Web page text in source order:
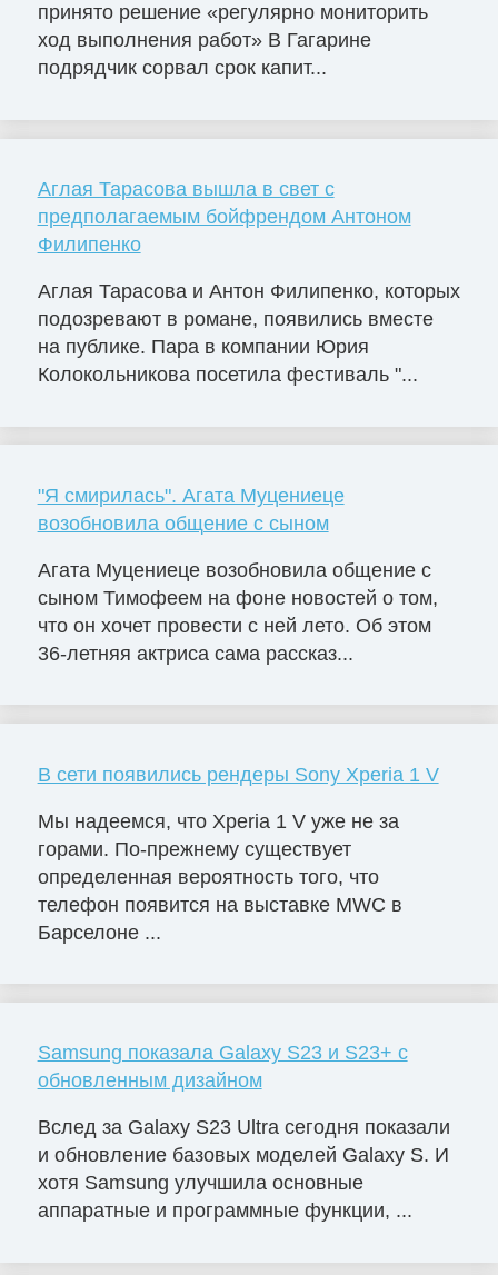
принято решение «регулярно мониторить
ход выполнения работ» В Гагарине
подрядчик сорвал срок капит...
Аглая Тарасова вышла в свет с
предполагаемым бойфрендом Антоном
Филипенко
Аглая Тарасова и Антон Филипенко, которых
подозревают в романе, появились вместе
на публике. Пара в компании Юрия
Колокольникова посетила фестиваль "...
"Я смирилась". Агата Муцениеце
возобновила общение с сыном
Агата Муцениеце возобновила общение с
сыном Тимофеем на фоне новостей о том,
что он хочет провести с ней лето. Об этом
36-летняя актриса сама рассказ...
В сети появились рендеры Sony Xperia 1 V
Мы надеемся, что Xperia 1 V уже не за
горами. По-прежнему существует
определенная вероятность того, что
телефон появится на выставке MWC в
Барселоне ...
Samsung показала Galaxy S23 и S23+ с
обновленным дизайном
Вслед за Galaxy S23 Ultra сегодня показали
и обновление базовых моделей Galaxy S. И
хотя Samsung улучшила основные
аппаратные и программные функции, ...